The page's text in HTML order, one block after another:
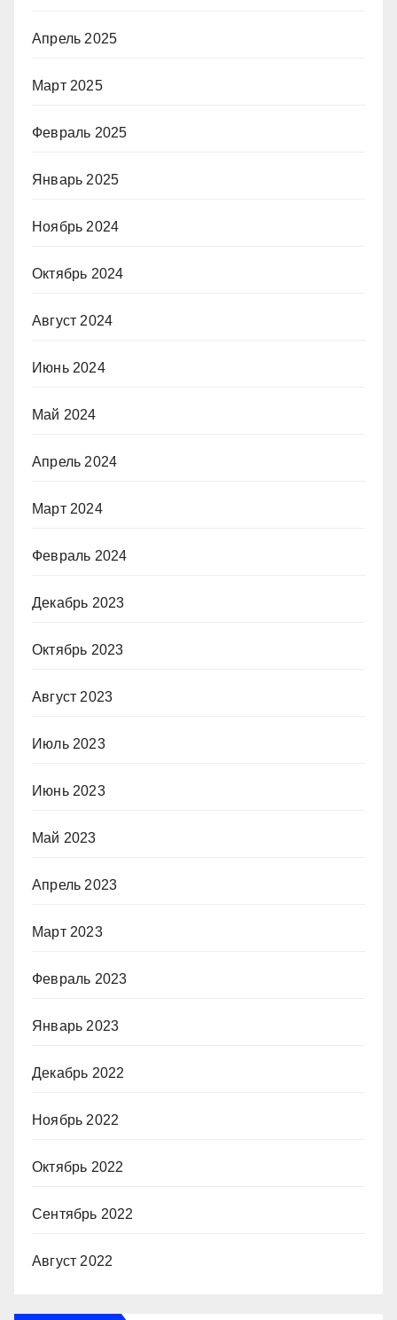
Апрель 2025
Март 2025
Февраль 2025
Январь 2025
Ноябрь 2024
Октябрь 2024
Август 2024
Июнь 2024
Май 2024
Апрель 2024
Март 2024
Февраль 2024
Декабрь 2023
Октябрь 2023
Август 2023
Июль 2023
Июнь 2023
Май 2023
Апрель 2023
Март 2023
Февраль 2023
Январь 2023
Декабрь 2022
Ноябрь 2022
Октябрь 2022
Сентябрь 2022
Август 2022